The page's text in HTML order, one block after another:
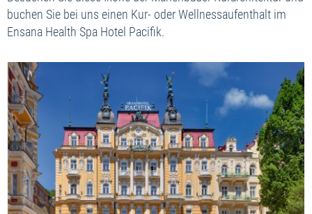
buchen Sie bei uns einen Kur- oder Wellnessaufenthalt im
Ensana Health Spa Hotel Pacifik.